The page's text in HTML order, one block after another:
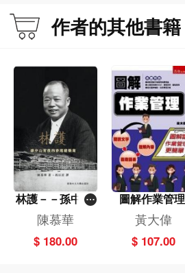
作者的其他書籍
林護－－孫中山
背後的香港建築
商
陳慕華
$ 180.00
圖解作業管理
黃大偉
$ 107.00